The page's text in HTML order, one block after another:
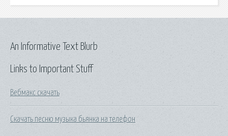
Links to Important Stuff
Вебмакс скачать
Скачать песню музыка бьянка на телефон
An Informative Text Blurb